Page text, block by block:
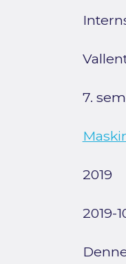
7.
2019
2019-